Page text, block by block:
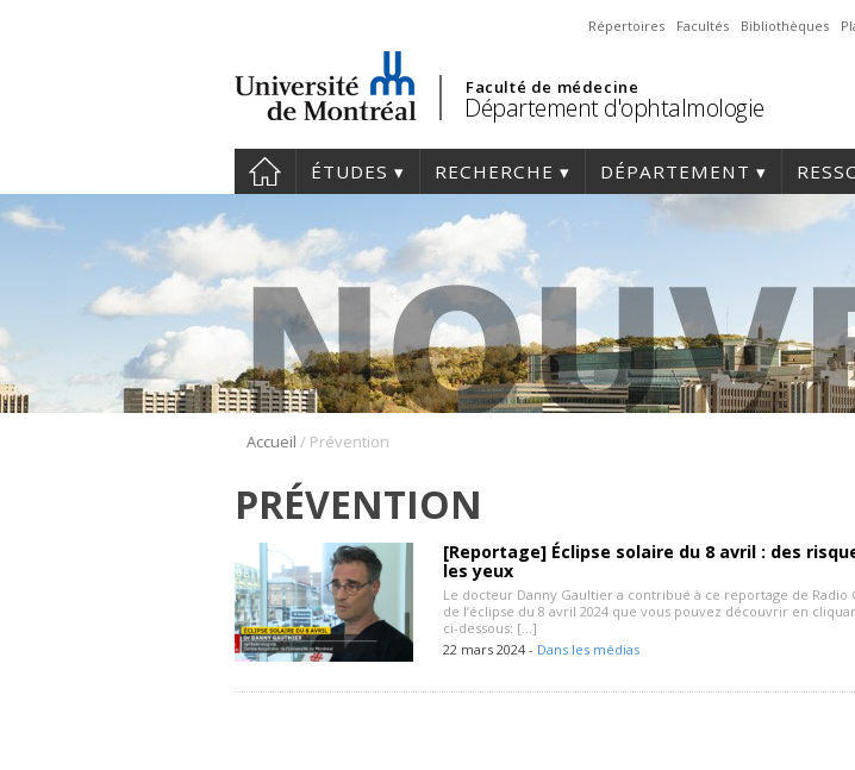
Répertoires Facultés Bibliothèques
Faculté de médecine
Département d'ophtalmologie
ÉTUDES RECHERCHE DÉPARTEMENT
Accueil / Prévention
PRÉVENTION
[Reportage] Éclipse solaire du 8 avril : des
les yeux
Le docteur Danny Gaultier a contribué à ce reportage de Radio
de l’éclipse du 8 avril 2024 que vous pouvez découvrir en
ci-dessous: […]
22 mars 2024 - Dans les médias